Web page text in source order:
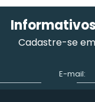
Cadastre-se
E-mail: